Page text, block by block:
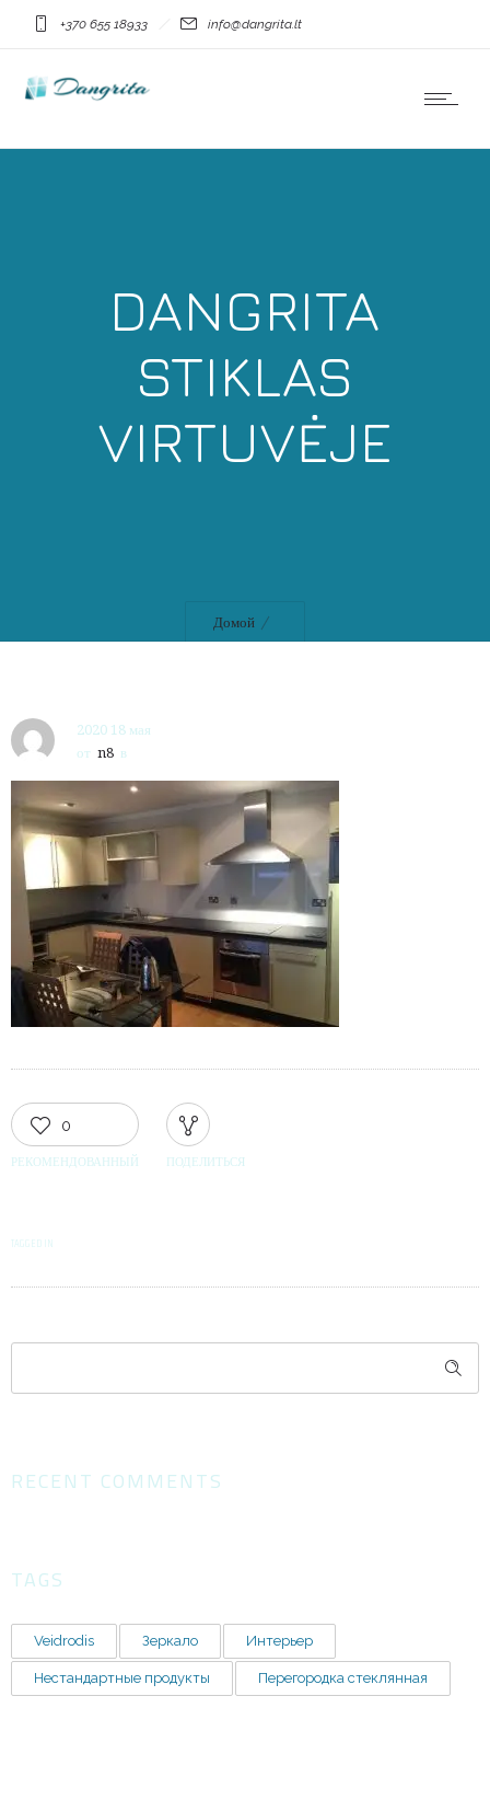
+370 655 18933 info@dangrita.lt
DANGRITA
STIKLAS
VIRTUVĖJE
Домой
2020 18 мая
от n8 в
0
РЕКОМЕНДОВАННЫЙ ПОДЕЛИТЬСЯ
TAGGED IN
RECENT COMMENTS
TAGS
Veidrodis Зеркало Интерьер
Нестандартные продукты Перегородка стеклянная